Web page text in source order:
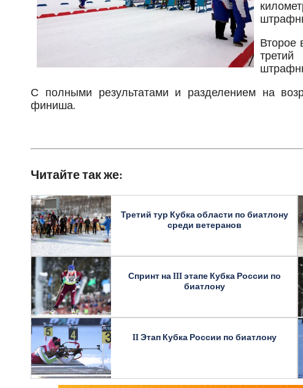
Второе
С полными результатами и разделением на
финиша.
Читайте так же:
Третий тур Кубка области по биатлону
среди ветеранов
Спринт на III этапе Кубка России по
биатлону
II Этап Кубка России по биатлону